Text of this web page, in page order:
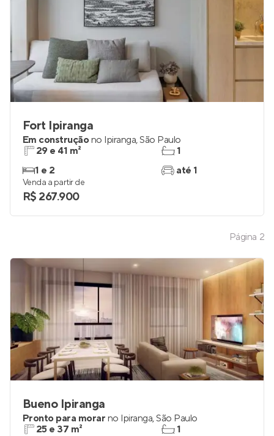
Página 2
Fort Ipiranga
Em construçãono Ipiranga,São Paulo
29 e 41 m²
1 e 2
1
até 1
Venda a partir de
R$ 267.900
Bueno Ipiranga
Pronto para morar no Ipiranga,São Paulo
25 e 37 m²
1